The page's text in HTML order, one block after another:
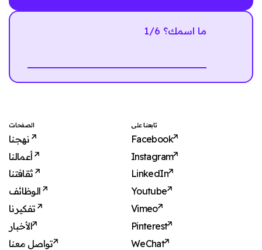
1/6 ما اسمك؟
الصفحات
نهجنا
أعمالنا
الأخبار
تواصل معنا
تابعنا على
Facebook
Instagram
LinkedIn
Youtube
Vimeo
Pinterest
WeChat